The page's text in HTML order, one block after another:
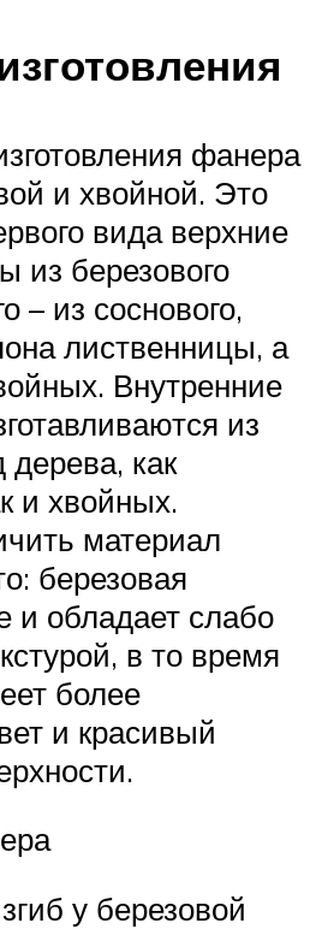
фанера
и хвойной. Это
вида верхние
из березового
– из соснового,
лиственницы, а
Внутренние
из
как
и хвойных.
материал
березовая
и обладает слабо
в то время
более
и красивый
у березовой